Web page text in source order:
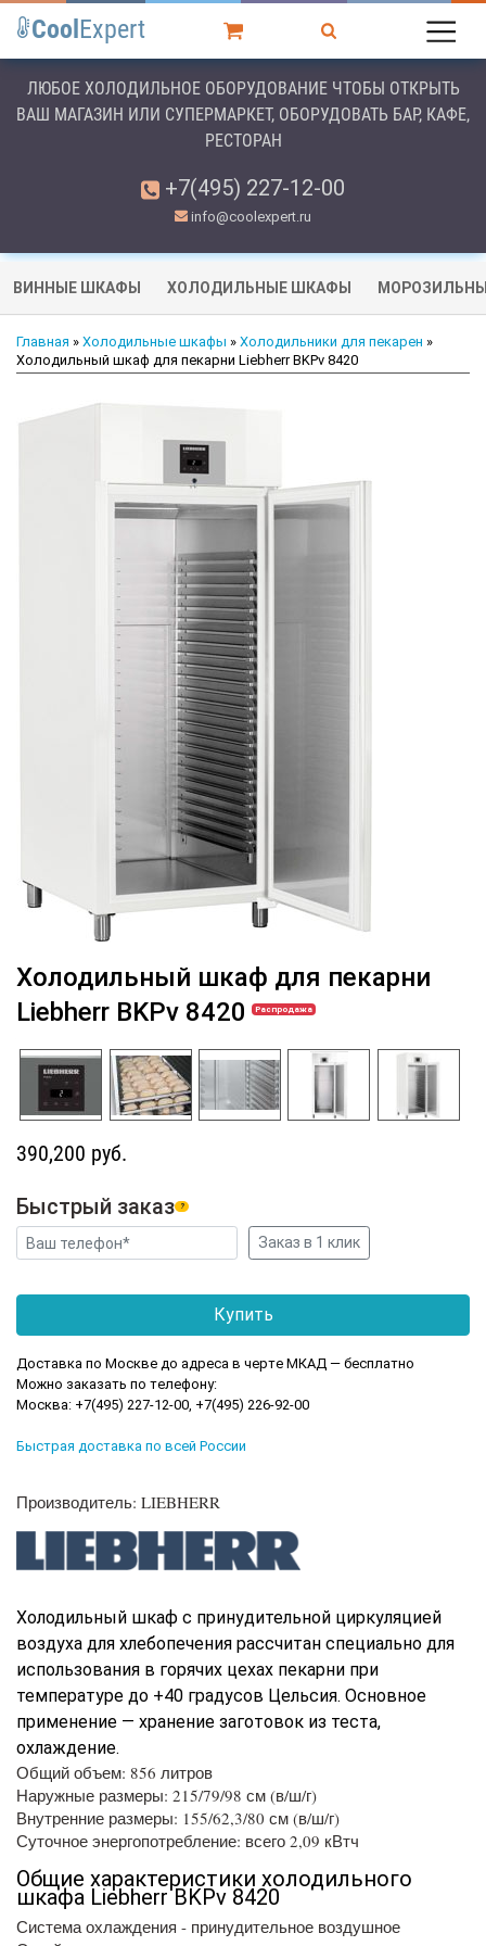
Cool Expert
ЛЮБОЕ ХОЛОДИЛЬНОЕ ОБОРУДОВАНИЕ ЧТОБЫ ОТКРЫТЬ
ВАШ МАГАЗИН ИЛИ СУПЕРМАРКЕТ, ОБОРУДОВАТЬ БАР, КАФЕ,
РЕСТОРАН
+7(495) 227-12-00
info@coolexpert.ru
ВИННЫЕ ШКАФЫ ХОЛОДИЛЬНЫЕ ШКАФЫ
Главная » Холодильные шкафы » Холодильники для пекарен »
Холодильный шкаф для пекарни Liebherr BKPv 8420
Холодильный шкаф для пекарни
Liebherr BKPv 8420
Распродажа
390,200 руб.
Быстрый заказ ?
Доставка по Москве до адреса в черте МКАД — бесплатно
Можно заказать по телефону:
Москва: +7(495) 227-12-00, +7(495) 226-92-00
Быстрая доставка по всей России
Производитель: LIEBHERR
Холодильный шкаф с принудительной циркуляцией
воздуха для хлебопечения рассчитан специально для
использования в горячих цехах пекарни при
температуре до +40 градусов Цельсия. Основное
применение — хранение заготовок из теста,
охлаждение.
Общий объем: 856 литров
Наружные размеры: 215/79/98 см (в/ш/г)
Внутренние размеры: 155/62,3/80 см (в/ш/г)
Суточное энергопотребление: всего 2,09 кВтч
Общие характеристики холодильного
шкафа Liebherr BKPv 8420
Система охлаждения - принудительное воздушное